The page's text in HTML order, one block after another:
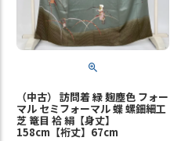
（中古） 訪問着 緑 麹塵色 フォー
マル セミフォーマル 蝶 螺鈿細工
芝 篭目 袷 絹【身丈】
158cm【裄丈】67cm